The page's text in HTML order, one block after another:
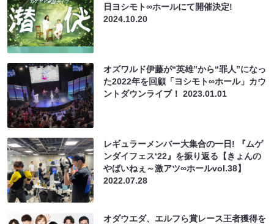
日ヨシモト∞ホールにて開催決定!
2024.10.20
オズワルド伊藤が“英雄”から“罪人”になっ
た2022年を回顧「ヨシモト∞ホール」カウ
ントダウンライブ！2023.01.01
レギュラーメンバー大集合の一日! 『ムゲ
ンダイフェス‘22』を振り返る【きょんの
やばいねぇ～激アツ∞ホールvol.38】
2022.07.28
オダウエダ、エルフら賞レース王者獲得を